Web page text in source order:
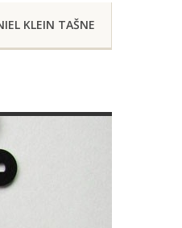
KLEIN TAŠNE